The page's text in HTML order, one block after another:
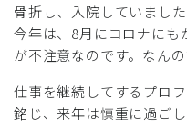
骨折し、入院していまし
今年は、8月にコロナにも
が不注意なのです。なん
仕事を継続してするプロ
銘じ、来年は慎重に過ごし